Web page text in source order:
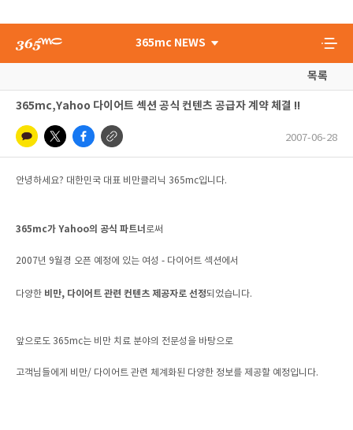
365mc NEWS
목록
365mc,Yahoo 다이어트 섹션 공식 컨텐츠 공급자 계약 체결 !!
2007-06-28
안녕하세요? 대한민국 대표 비만클리닉 365mc입니다.
365mc가 Yahoo의 공식 파트너 로써
2007년 9월경 오픈 예정에 있는 여성 - 다이어트 섹션에서
다양한 비만, 다이어트 관련 컨텐츠 제공자로 선정되었습니다.
앞으로도 365mc는 비만 치료 분야의 전문성을 바탕으로
고객님들에게 비만/ 다이어트 관련 체계화된 다양한 정보를 제공할 예정입니다.